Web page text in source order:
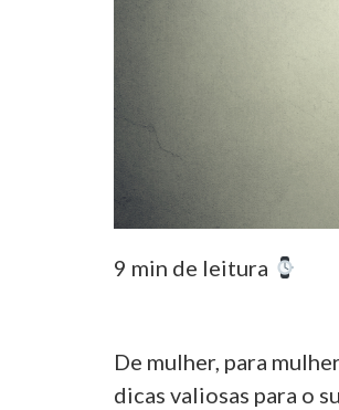
9 min de leitura
De mulher, para
dicas valiosas para o